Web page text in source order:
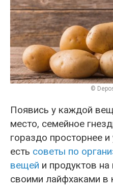
©
Появись у каждой
место, семейное
гораздо просторнее
есть советы по
вещей и продуктов
своими лайфхаками в